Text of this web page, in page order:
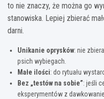
to nie znaczy, że można go
stanowiska. Lepiej zbierać
darni.
Unikanie oprysków: nie
psich wybiegach.
Małe ilości: do rytuału
Bez „testów na sobie”: jeśli
eksperymentów z